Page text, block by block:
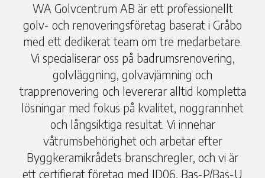
WA Golvcentrum AB är ett professionellt
golv- och renoveringsföretag baserat i Gråbo
med ett dedikerat team om tre medarbetare.
Vi specialiserar oss på badrumsrenovering,
golvläggning, golvavjämning och
trapprenovering och levererar alltid kompletta
lösningar med fokus på kvalitet, noggrannhet
och långsiktiga resultat. Vi innehar
våtrumsbehörighet och arbetar efter
Byggkeramikrådets branschregler, och vi är
ett certifierat företag med ID06, Bas-P/Bas-U